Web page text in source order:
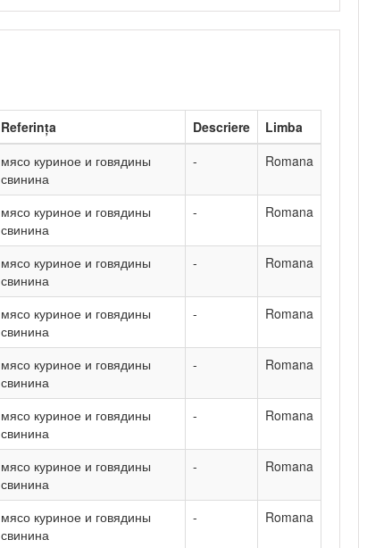
Referința Descriere
Limba
мясо куриное и говядины
свинина
- Romana
мясо куриное и говядины
свинина
- Romana
мясо куриное и говядины
свинина
- Romana
мясо куриное и говядины
свинина
- Romana
мясо куриное и говядины
свинина
- Romana
мясо куриное и говядины
свинина
- Romana
мясо куриное и говядины
свинина
- Romana
мясо куриное и говядины
свинина
- Romana